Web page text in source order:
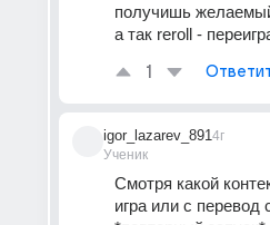
получишь
а так reroll -
1
igor_lazarev_891
Ученик
4г
Смотря какой
игра или с перевод